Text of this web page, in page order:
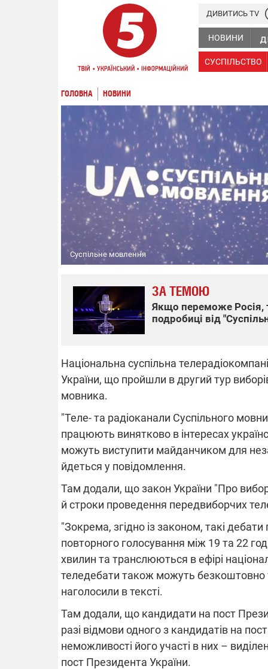
НОВИНИ
СУСПІЛЬСТВО
ДИВИТИСЬ TV
ГОЛОВНА НОВИНИ
Суспільне мовлення
ЗА ТЕМОЮ
Якщо переможе Росія,
подробиці від
Національна суспільна
України, що пройшли в другий тур
мовника.
"Теле- та радіоканали Суспільного
працюють винятково в інтересах
можуть виступити майданчиком для
йдеться у повідомлення.
Там додали, що закон України "Про
й строки проведення передвиборчих
"Зокрема, згідно із законом, такі
повторного голосування між 19 та 22
хвилин та транслюються в ефірі
теледебати також можуть
наголосили в тексті.
Там додали, що кандидати на пост
разі відмови одного з кандидатів на
неможливості його участі в них –
пост Президента України.
областях
російських
Готуйте
08.09.2025
Підтримай
"Машинерію
виграй
Dodge
збір
одразу
бригад ЗСУ